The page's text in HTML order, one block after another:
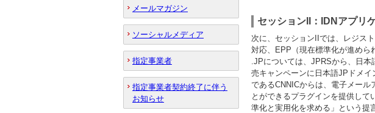
セッションII：IDNアプリ
次に、セッションIIでは、レジス
対応、EPP（現在標準化が進めら
.JPについては、JPRSから、日
売キャンペーンに日本語JPドメ
であるCNNICからは、電子メール
とができるプラグインを提供し
準化と実用化を求める」という提
メールマガジン
ソーシャルメディア
指定事業者
指定事業者契約終了に伴う
お知らせ